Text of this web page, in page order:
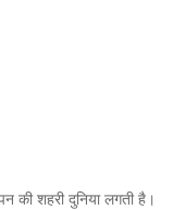
की शहरी दुनिया लगती है।